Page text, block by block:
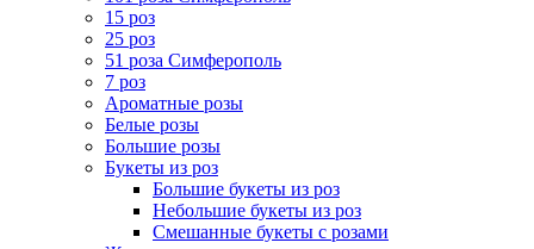
15 роз
25 роз
51 роза Симферополь
7 роз
Ароматные розы
Белые розы
Большие розы
Букеты из роз
Большие букеты из роз
Небольшие букеты из роз
Смешанные букеты с розами